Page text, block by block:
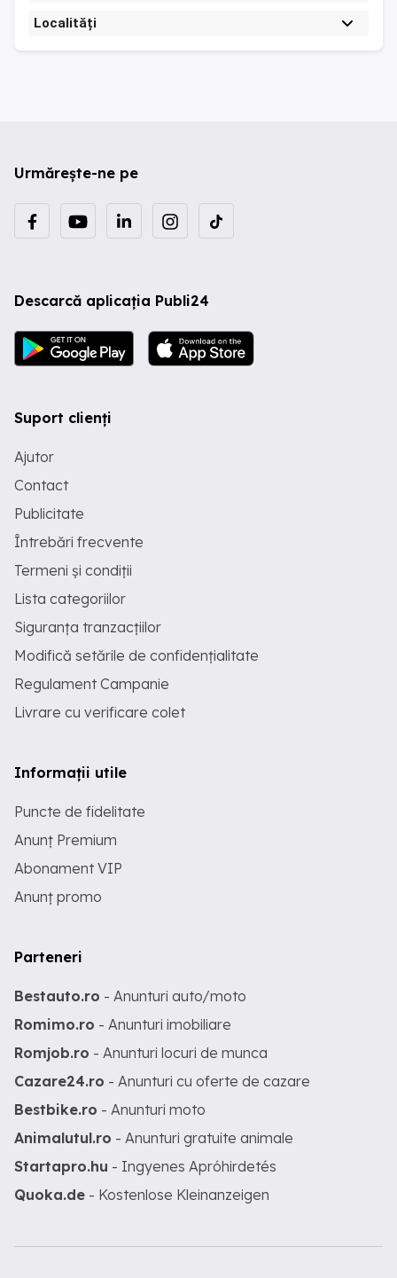
Localități
Urmărește-ne pe
Descarcă aplicația Publi24
Suport clienți
Ajutor
Contact
Publicitate
Întrebări frecvente
Termeni și condiții
Lista categoriilor
Siguranța tranzacțiilor
Modifică setările de confidențialitate
Regulament Campanie
Livrare cu verificare colet
Informații utile
Puncte de fidelitate
Anunț Premium
Abonament VIP
Anunț promo
Parteneri
Bestauto.ro - Anunturi auto/moto
Romimo.ro - Anunturi imobiliare
Romjob.ro - Anunturi locuri de munca
Cazare24.ro - Anunturi cu oferte de cazare
Bestbike.ro - Anunturi moto
Animalutul.ro - Anunturi gratuite animale
Startapro.hu - Ingyenes Apróhirdetés
Quoka.de - Kostenlose Kleinanzeigen